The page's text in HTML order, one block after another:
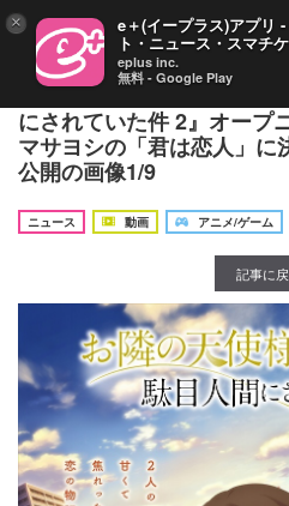
TVアニメ『お隣の天使様
にされていた件 2』オープ
マサヨシの「君は恋人」に
公開の画像1/9
ニュース
動画 アニメ/ゲーム
記事に
× e＋(イープラス)アプリ
ト・ニュース・スマチケ
eplus inc.
無料 - Google Play